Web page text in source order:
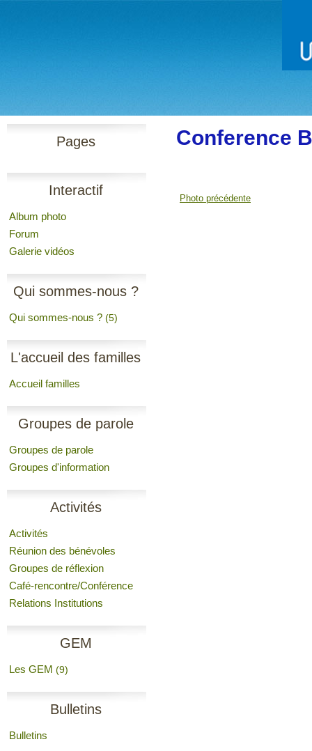
Pages
Interactif
Album photo
Forum
Galerie vidéos
Qui sommes-nous ?
Qui sommes-nous ? (5)
L'accueil des familles
Accueil familles
Groupes de parole
Groupes de parole
Groupes d'information
Activités
Activités
Réunion des bénévoles
Groupes de réflexion
Café-rencontre/Conférence
Relations Institutions
GEM
Les GEM (9)
Bulletins
Bulletins
Conference
Photo précédente